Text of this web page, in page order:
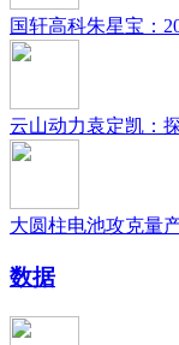
国轩高科朱星宝：
云山动力袁定凯：
大圆柱电池攻克量
数据